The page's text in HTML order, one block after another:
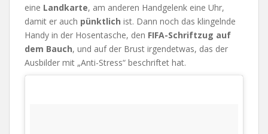
eine Landkarte, am anderen Handgelenk eine Uhr,
damit er auch pünktlich ist. Dann noch das klingelnde
Handy in der Hosentasche, den FIFA-Schriftzug auf
dem Bauch, und auf der Brust irgendetwas, das der
Ausbilder mit „Anti-Stress“ beschriftet hat.